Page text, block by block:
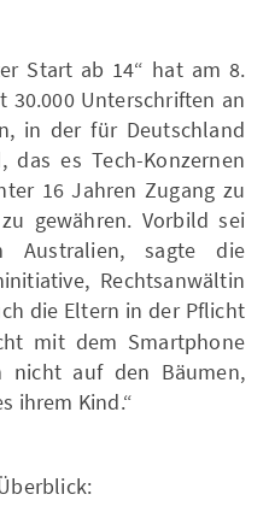
Start ab 14“ hat am 8.
30.000 Unterschriften an
in der für Deutschland
das es Tech-Konzernen
16 Jahren Zugang zu
gewähren. Vorbild sei
Australien, sagte die
Rechtsanwältin
die Eltern in der Pflicht
mit dem Smartphone
nicht auf den Bäumen,
ihrem Kind.“